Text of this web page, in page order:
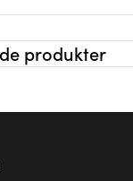
produkter